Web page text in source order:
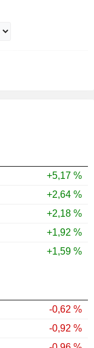
+5,17 %
+2,64 %
+2,18 %
+1,92 %
+1,59 %
-0,62 %
-0,92 %